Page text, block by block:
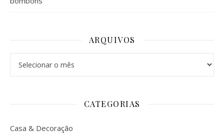
ARQUIVOS
CATEGORIAS
Casa & Decoração